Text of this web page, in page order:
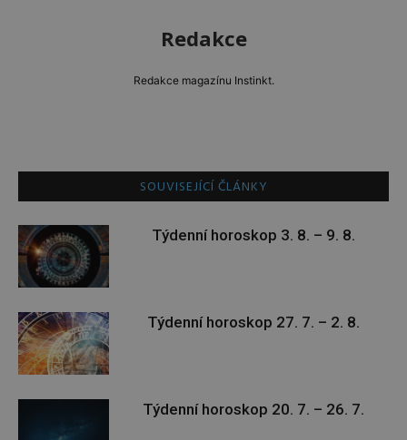
Redakce
Redakce magazínu Instinkt.
SOUVISEJÍCÍ ČLÁNKY
Týdenní horoskop 3. 8. – 9. 8.
Týdenní horoskop 27. 7. – 2. 8.
Týdenní horoskop 20. 7. – 26. 7.